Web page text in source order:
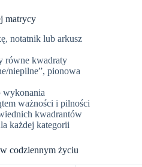
matrycy
notatnik lub arkusz
równe kwadraty
niepilne”, pionowa
wykonania
ważności i pilności
kwadrantów
każdej kategorii
codziennym życiu